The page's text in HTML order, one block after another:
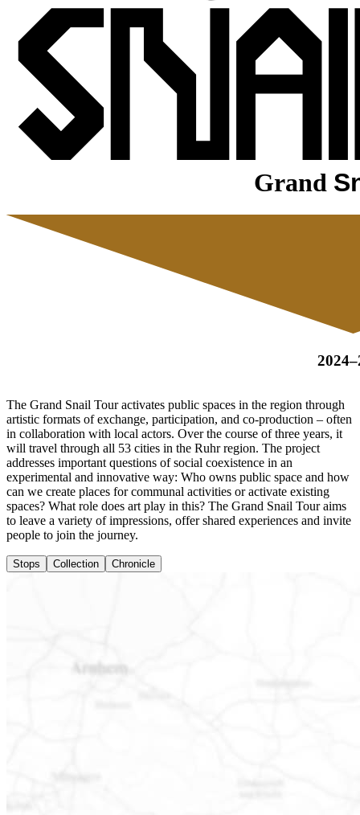
Grand
The Grand Snail Tour activates public spaces in the region through
artistic formats of exchange, participation, and co-production – often
in collaboration with local actors. Over the course of three years, it
will travel through all 53 cities in the Ruhr region. The project
addresses important questions of social coexistence in an
experimental and innovative way: Who owns public space and how
can we create places for communal activities or activate existing
spaces? What role does art play in this? The Grand Snail Tour aims
to leave a variety of impressions, offer shared experiences and invite
people to join the journey.
Stops Collection Chronicle